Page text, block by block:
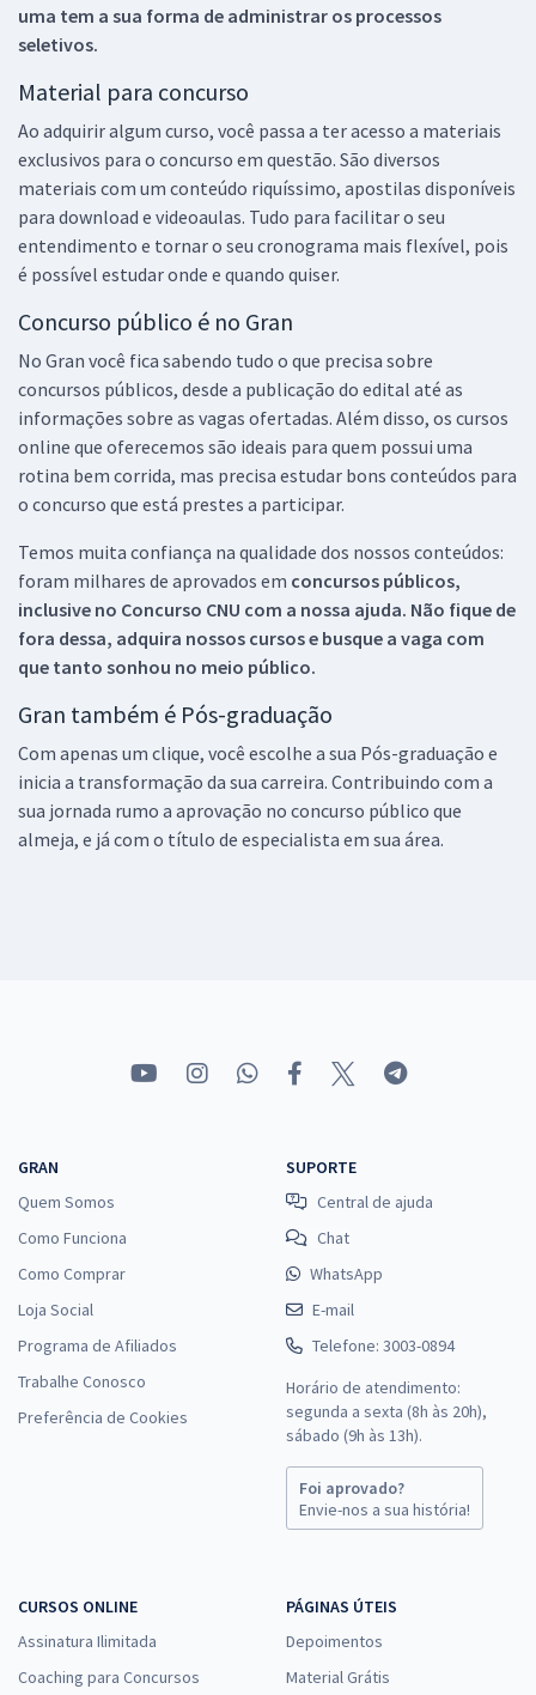
uma tem a sua forma de administrar os processos
seletivos.
Material para concurso
Ao adquirir algum curso, você passa a ter acesso a materiais
exclusivos para o concurso em questão. São diversos
materiais com um conteúdo riquíssimo, apostilas disponíveis
para download e videoaulas. Tudo para facilitar o seu
entendimento e tornar o seu cronograma mais flexível, pois
é possível estudar onde e quando quiser.
Concurso público é no Gran
No Gran você fica sabendo tudo o que precisa sobre
concursos públicos, desde a publicação do edital até as
informações sobre as vagas ofertadas. Além disso, os cursos
online que oferecemos são ideais para quem possui uma
rotina bem corrida, mas precisa estudar bons conteúdos para
o concurso que está prestes a participar.
Temos muita confiança na qualidade dos nossos conteúdos:
foram milhares de aprovados em concursos públicos,
inclusive no Concurso CNU com a nossa ajuda. Não fique de
fora dessa, adquira nossos cursos e busque a vaga com
que tanto sonhou no meio público.
Gran também é Pós-graduação
Com apenas um clique, você escolhe a sua Pós-graduação e
inicia a transformação da sua carreira. Contribuindo com a
sua jornada rumo a aprovação no concurso público que
almeja, e já com o título de especialista em sua área.
GRAN
Quem Somos
Como Funciona
Como Comprar
Loja Social
Programa de Afiliados
Trabalhe Conosco
Preferência de Cookies
SUPORTE
Central de ajuda
Chat
WhatsApp
E-mail
Telefone: 3003-0894
Horário de atendimento:
segunda a sexta (8h às 20h),
sábado (9h às 13h).
Foi aprovado?
Envie-nos a sua história!
CURSOS ONLINE
Assinatura Ilimitada
Coaching para Concursos
PÁGINAS ÚTEIS
Depoimentos
Material Grátis